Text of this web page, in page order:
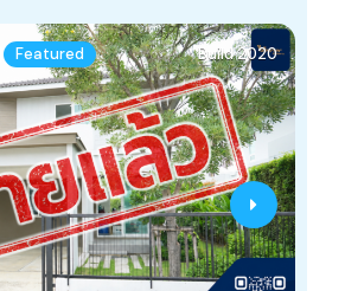
Featured Build 2020